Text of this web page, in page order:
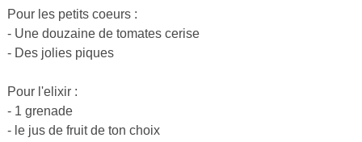
Pour les petits coeurs :
- Une douzaine de tomates cerise
- Des jolies piques
Pour l'elixir :
- 1 grenade
- le jus de fruit de ton choix